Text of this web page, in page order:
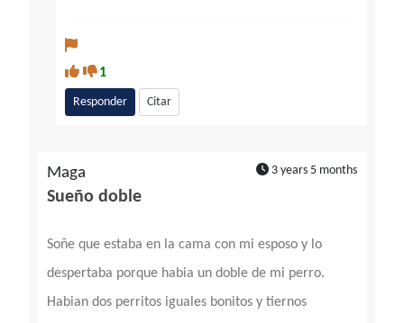
1
Responder Citar
Maga 3 years 5 months
Sueño doble
Soñe que estaba en la cama con mi esposo y lo
despertaba porque habia un doble de mi perro.
Habian dos perritos iguales bonitos y tiernos